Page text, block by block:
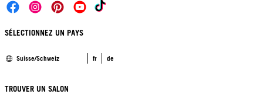
SÉLECTIONNEZ UN PAYS
Suisse/Schweiz fr de
TROUVER UN SALON